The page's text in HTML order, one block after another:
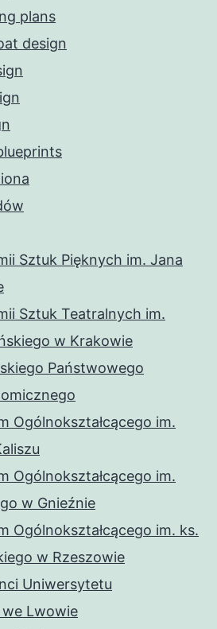
plans
design
Sztuk Pięknych im. Jana
Sztuk Teatralnych im.
w Krakowie
Państwowego
Ogólnokształcącego im.
Ogólnokształcącego im.
w Gnieźnie
Ogólnokształcącego im. ks.
w Rzeszowie
Uniwersytetu
Lwowie